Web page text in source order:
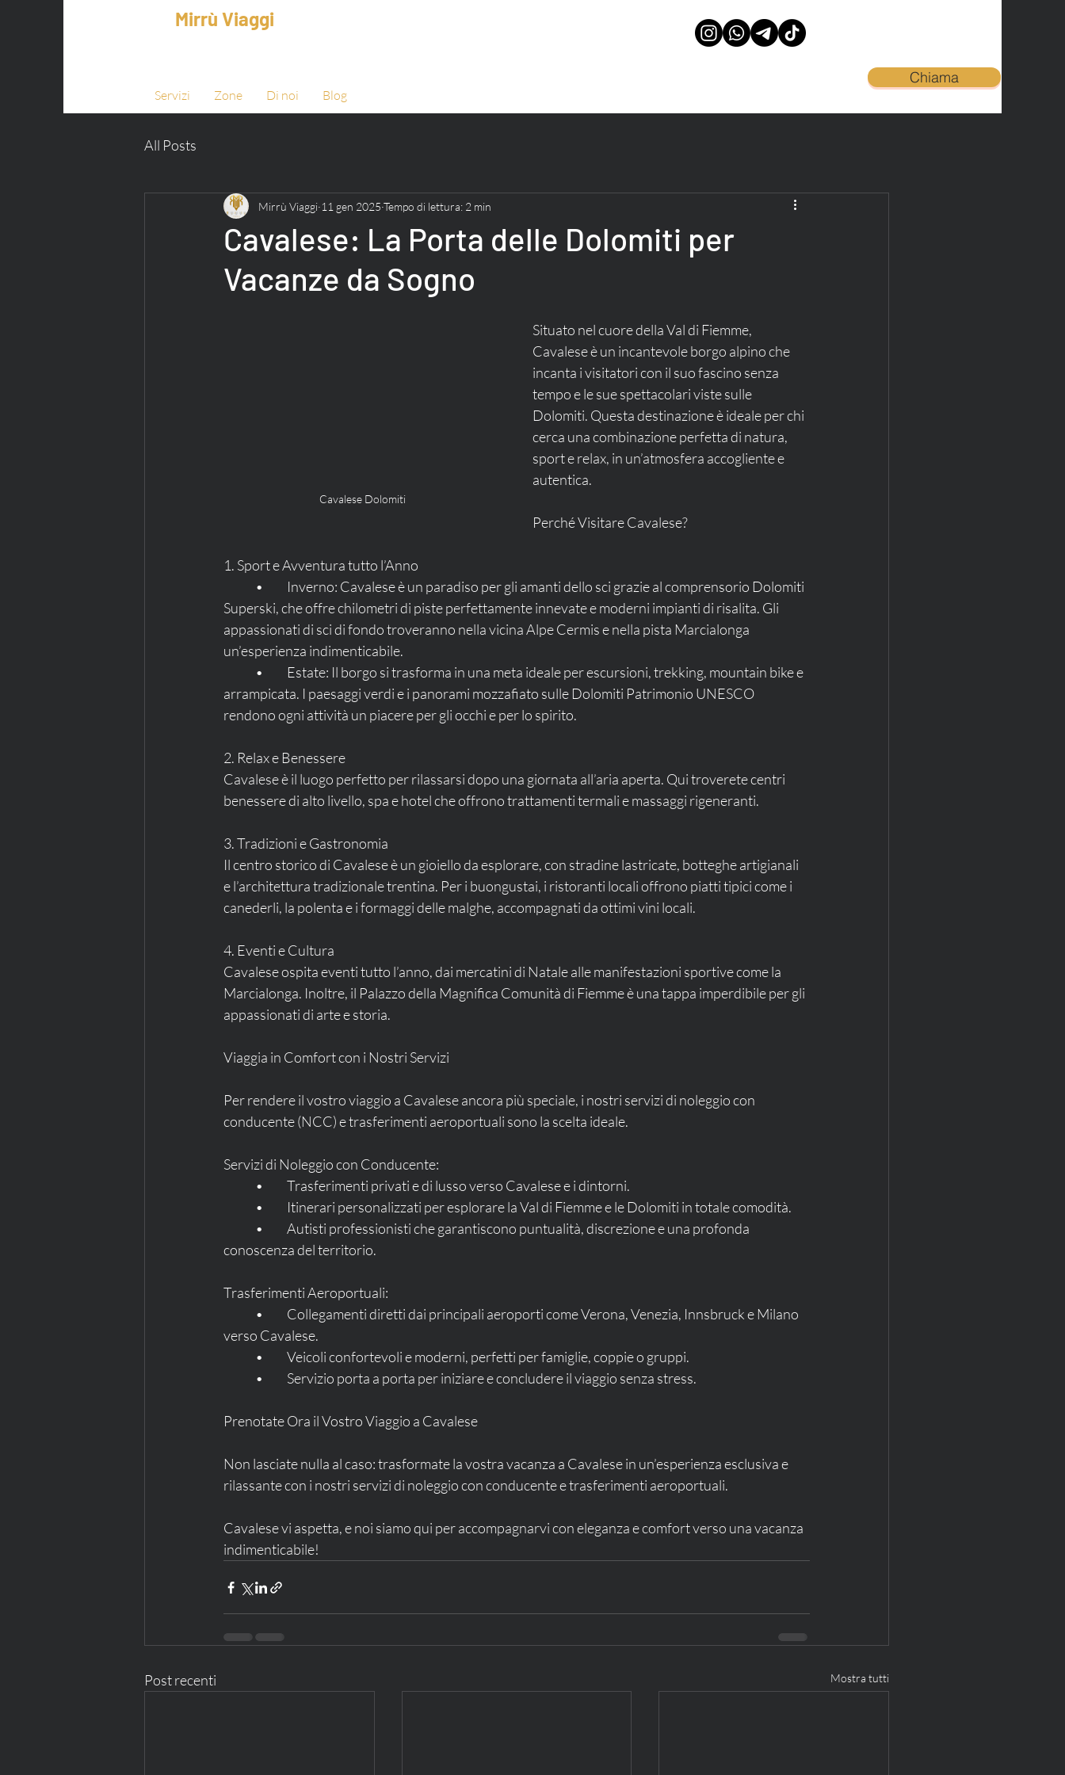
Mirrù Viaggi
Servizi Zone Di noi Blog
Chiama
All Posts
Cavalese: La Porta delle Dolomiti per
Vacanze da Sogno
Mirrù Viaggi 11 gen 2025 Tempo di lettura: 2 min
Cavalese Dolomiti
Situato nel cuore della Val di Fiemme,
Cavalese è un incantevole borgo alpino che
incanta i visitatori con il suo fascino senza
tempo e le sue spettacolari viste sulle
Dolomiti. Questa destinazione è ideale per chi
cerca una combinazione perfetta di natura,
sport e relax, in un’atmosfera accogliente e
autentica.
Perché Visitare Cavalese?
1. Sport e Avventura tutto l’Anno
Superski, che offre chilometri di piste perfettamente innevate e moderni impianti di risalita. Gli
appassionati di sci di fondo troveranno nella vicina Alpe Cermis e nella pista Marcialonga
un’esperienza indimenticabile.
arrampicata. I paesaggi verdi e i panorami mozzafiato sulle Dolomiti Patrimonio UNESCO
rendono ogni attività un piacere per gli occhi e per lo spirito.
2. Relax e Benessere
Cavalese è il luogo perfetto per rilassarsi dopo una giornata all’aria aperta. Qui troverete centri
benessere di alto livello, spa e hotel che offrono trattamenti termali e massaggi rigeneranti.
3. Tradizioni e Gastronomia
Il centro storico di Cavalese è un gioiello da esplorare, con stradine lastricate, botteghe artigianali
e l’architettura tradizionale trentina. Per i buongustai, i ristoranti locali offrono piatti tipici come i
canederli, la polenta e i formaggi delle malghe, accompagnati da ottimi vini locali.
4. Eventi e Cultura
Cavalese ospita eventi tutto l’anno, dai mercatini di Natale alle manifestazioni sportive come la
Marcialonga. Inoltre, il Palazzo della Magnifica Comunità di Fiemme è una tappa imperdibile per gli
appassionati di arte e storia.
Viaggia in Comfort con i Nostri Servizi
Per rendere il vostro viaggio a Cavalese ancora più speciale, i nostri servizi di noleggio con
conducente (NCC) e trasferimenti aeroportuali sono la scelta ideale.
Servizi di Noleggio con Conducente:
	•	Trasferimenti privati e di lusso verso Cavalese e i dintorni.
	•	Itinerari personalizzati per esplorare la Val di Fiemme e le Dolomiti in totale comodità.
conoscenza del territorio.
Trasferimenti Aeroportuali:
verso Cavalese.
	•	Veicoli confortevoli e moderni, perfetti per famiglie, coppie o gruppi.
	•	Servizio porta a porta per iniziare e concludere il viaggio senza stress.
Prenotate Ora il Vostro Viaggio a Cavalese
Non lasciate nulla al caso: trasformate la vostra vacanza a Cavalese in un’esperienza esclusiva e
rilassante con i nostri servizi di noleggio con conducente e trasferimenti aeroportuali.
Cavalese vi aspetta, e noi siamo qui per accompagnarvi con eleganza e comfort verso una vacanza
indimenticabile!
Post recenti Mostra tutti